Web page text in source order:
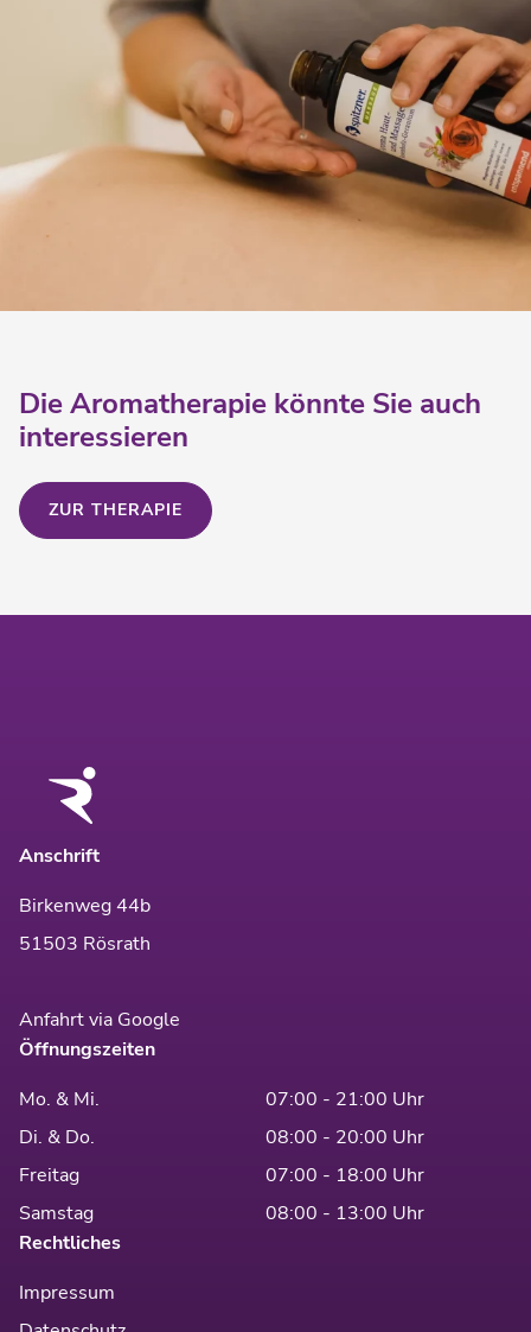
Die Aromatherapie könnte Sie auch
interessieren
ZUR THERAPIE
Anschrift
Birkenweg 44b
51503 Rösrath
Anfahrt via Google
Öffnungszeiten
Mo. & Mi.
07:00 - 21:00 Uhr
Di. & Do.
08:00 - 20:00 Uhr
Freitag
07:00 - 18:00 Uhr
Samstag
08:00 - 13:00 Uhr
Rechtliches
Impressum